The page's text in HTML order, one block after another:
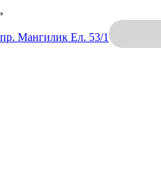
пр. Мангилик Ел. 53/1